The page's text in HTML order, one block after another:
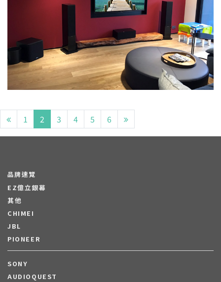
1 2 3 4 5 6
品牌速覽
EZ億立銀幕
其他
CHIMEI
JBL
PIONEER
SONY
AUDIOQUEST